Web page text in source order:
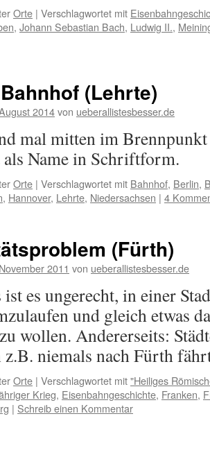
Orte | Verschlagwortet mit
, Johann Sebastian Bach, Ludwig II.,
(Lehrte)
2014von ueberallistesbesser.de
mal mitten im Brennpunkt
Name in Schriftform.
Orte | Verschlagwortet mit Bahnhof, Berlin,
, Hannover, Lehrte, Niedersachsen | 4
(Fürth)
2011 von ueberallistesbesser.de
es ungerecht, in einer
und gleich etwas
wollen. Andererseits:
z.B. niemals nach Fürth
Orte | Verschlagwortet mit"Heiliges
Krieg, Eisenbahngeschichte, Franken,
| Schreib einen Kommentar